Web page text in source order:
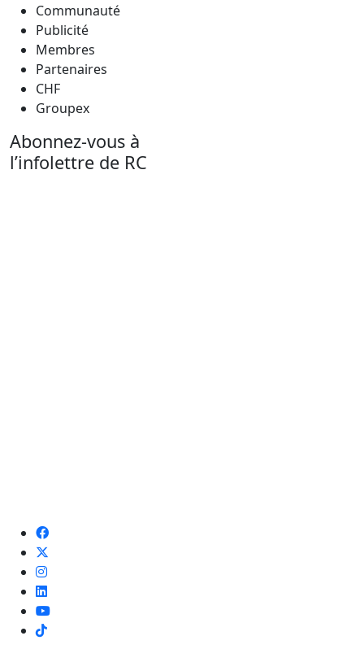
Communauté
Publicité
Membres
Partenaires
CHF
Groupex
Abonnez-vous à
l’infolettre de RC
TikTok